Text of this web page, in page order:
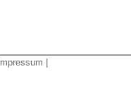
Impressum